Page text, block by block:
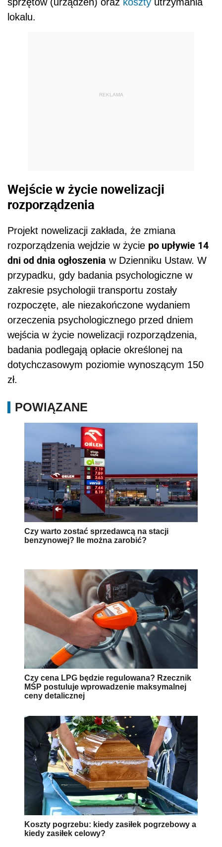
lokalu.
REKLAMA
Wejście w życie nowelizacji
rozporządzenia
Projekt nowelizacji zakłada, że zmiana
rozporządzenia wejdzie w życie po upływie 14
dni od dnia ogłoszenia w Dzienniku Ustaw. W
przypadku, gdy badania psychologiczne w
zakresie psychologii transportu zostały
rozpoczęte, ale niezakończone wydaniem
orzeczenia psychologicznego przed dniem
wejścia w życie nowelizacji rozporządzenia,
badania podlegają opłacie określonej na
dotychczasowym poziomie wynoszącym 150
zł.
POWIĄZANE
Czy warto zostać sprzedawcą na stacji
benzynowej? Ile można zarobić?
Czy cena LPG będzie regulowana? Rzecznik
MŚP postuluje wprowadzenie maksymalnej
ceny detalicznej
Koszty pogrzebu: kiedy zasiłek pogrzebowy a
kiedy zasiłek celowy?